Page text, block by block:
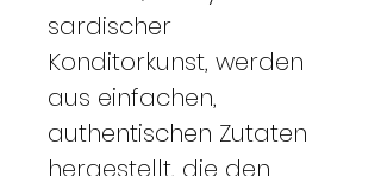
sardischer
Konditorkunst, werden
aus einfachen,
authentischen Zutaten
hergestellt, die den